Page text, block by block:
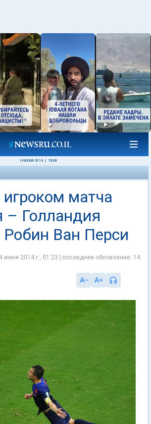
14 ИЮНЯ 2014 19:06
матча
– Голландия
Робин Ван Перси
июня 2014 г., 01:23 | последнее обновление: 14